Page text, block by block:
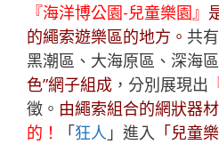
『海洋博公園-兒童樂園』
的繩索遊樂區的地方。 共有
黑潮區、大海原區、深海
色”網子組成 ，分別展現出
徵。 由繩索組合的網狀器
的！
「狂人 」進入 「兒童